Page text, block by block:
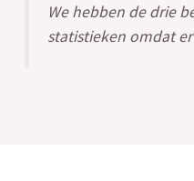
We hebben de drie
statistieken omdat